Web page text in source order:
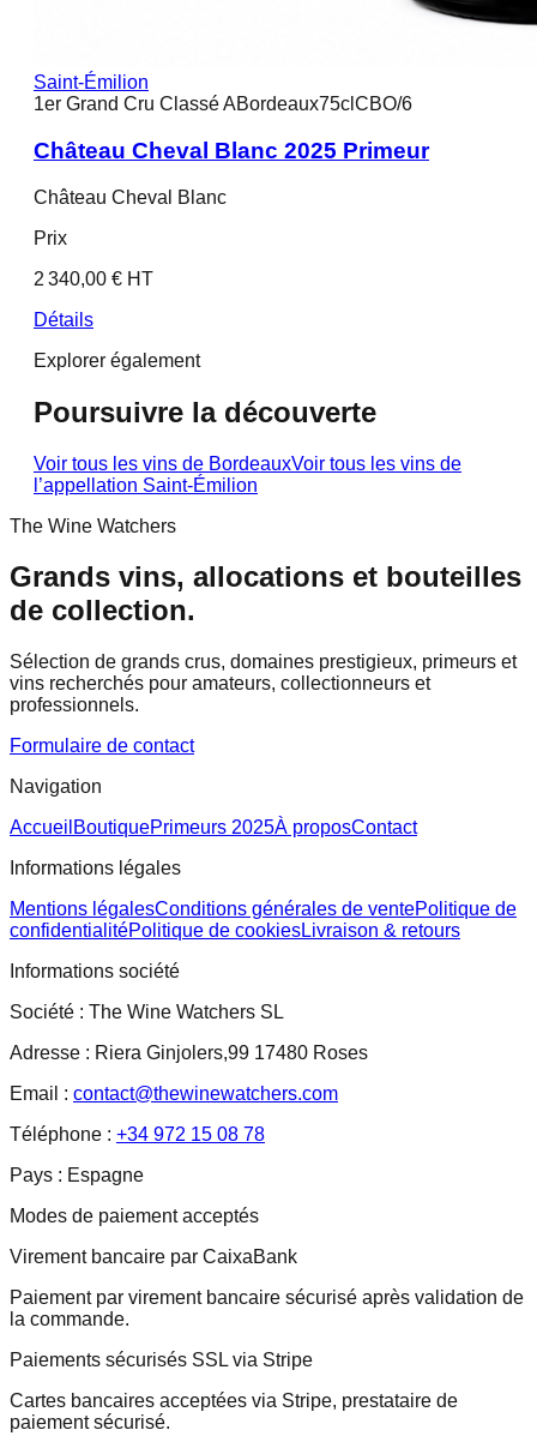
Saint-Émilion
1er Grand Cru Classé ABordeaux75cl CBO/6
Château Cheval Blanc 2025 Primeur
Château Cheval Blanc
Prix
2 340,00 € HT
Détails
Explorer également
Poursuivre la découverte
Voir tous les vins de BordeauxVoir tous les vins de
l’appellation Saint-Émilion
The Wine Watchers
Grands vins, allocations et bouteilles
de collection.
Sélection de grands crus, domaines prestigieux, primeurs et
vins recherchés pour amateurs, collectionneurs et
professionnels.
Formulaire de contact
Navigation
Accueil BoutiquePrimeurs 2025À proposContact
Informations légales
Mentions légalesConditions générales de ventePolitique de
confidentialitéPolitique de cookiesLivraison & retours
Informations société
Société : The Wine Watchers SL
Adresse : Riera Ginjolers,99 17480 Roses
Email : contact@thewinewatchers.com
Téléphone : +34 972 15 08 78
Pays : Espagne
Modes de paiement acceptés
Virement bancaire par CaixaBank
Paiement par virement bancaire sécurisé après validation de
la commande.
Paiements sécurisés SSL via Stripe
Cartes bancaires acceptées via Stripe, prestataire de
paiement sécurisé.